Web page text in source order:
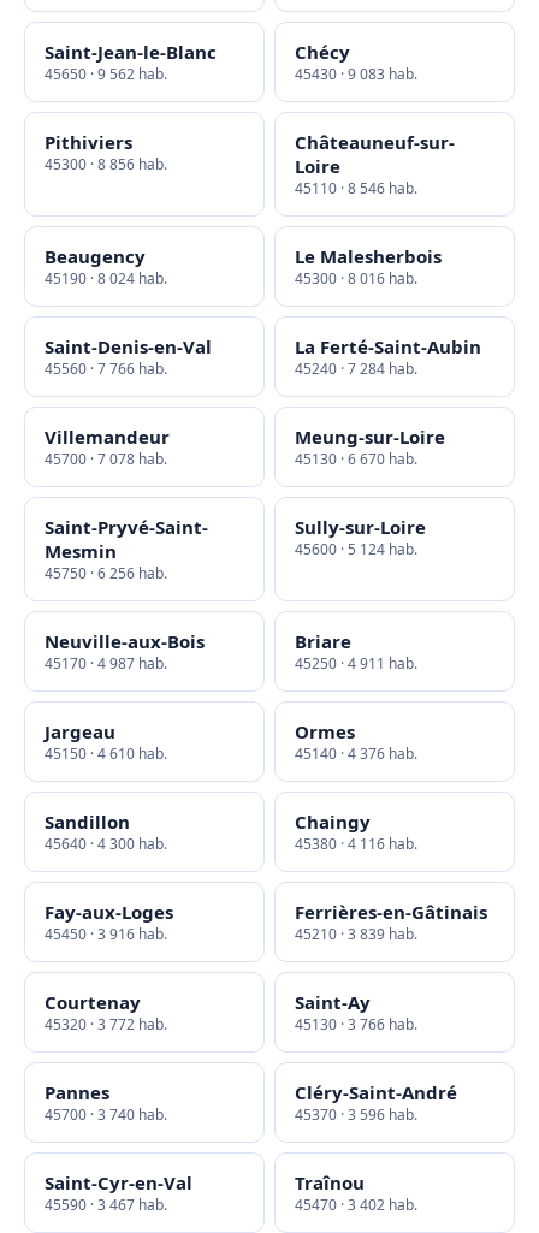
Saint-Jean-le-Blanc
45650 · 9 562 hab.
Chécy
45430 · 9 083 hab.
Pithiviers
45300 · 8 856 hab.
Châteauneuf-sur-
Loire
45110 · 8 546 hab.
Beaugency
45190 · 8 024 hab.
Le Malesherbois
45300 · 8 016 hab.
Saint-Denis-en-Val
45560 · 7 766 hab.
La Ferté-Saint-Aubin
45240 · 7 284 hab.
Villemandeur
45700 · 7 078 hab.
Meung-sur-Loire
45130 · 6 670 hab.
Saint-Pryvé-Saint-
Mesmin
45750 · 6 256 hab.
Sully-sur-Loire
45600 · 5 124 hab.
Neuville-aux-Bois
45170 · 4 987 hab.
Briare
45250 · 4 911 hab.
Jargeau
45150 · 4 610 hab.
Ormes
45140 · 4 376 hab.
Sandillon
45640 · 4 300 hab.
Chaingy
45380 · 4 116 hab.
Fay-aux-Loges
45450 · 3 916 hab.
Ferrières-en-Gâtinais
45210 · 3 839 hab.
Courtenay
45320 · 3 772 hab.
Saint-Ay
45130 · 3 766 hab.
Pannes
45700 · 3 740 hab.
Cléry-Saint-André
45370 · 3 596 hab.
Saint-Cyr-en-Val
45590 · 3 467 hab.
Traînou
45470 · 3 402 hab.